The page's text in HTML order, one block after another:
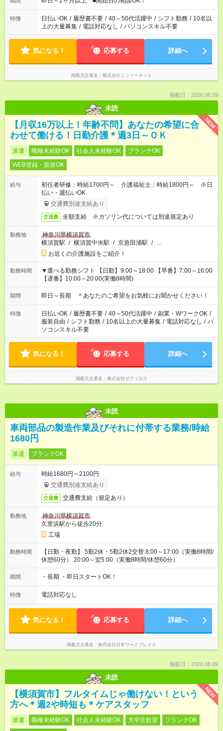
特徴 日払いOK / 履歴書不要 / 40～50代活躍中 / シフト勤務 / 10名以
上の大量募集 / 電話対応なし / パソコンスキル不要
気になる！ 応募する 詳細へ
掲載元企業名 株式会社ニッソーネット
掲載日：2026.08.09
未読
NEW
【月収16万以上！年齢不問】あなたの希望に合
わせて働ける！日勤介護＊週3日～ＯＫ
派遣 職種未経験OK 社会人未経験OK
ブランクOK
WEB登録・面接OK
給与
初任者研修：時給1700円～ 介護福祉士：時給1800円～ ※日
払い・週払いOK
交通費別途支給あり
交通費 全額支給 ※ガソリン代については別途規定あり
勤務地
神奈川県横須賀市
横須賀駅 / 横須賀中央駅 / 京急田浦駅 / …
お近くの介護施設をご紹介！
勤務時間
▼選べる勤務シフト 【日勤】9:00～18:00 【早番】7:00～16:00
【遅番】10:00～20:00(実働8時間)
期間 即日～長期 ＊あなたのご希望をお気軽にお聞かせください！
特徴 日払いOK / 履歴書不要 / 40～50代活躍中 / 副業・WワークOK /
服装自由 / シフト勤務 / 10名以上の大量募集 / 電話対応なし / パ
ソコンスキル不要
気になる！ 応募する 詳細へ
掲載元企業名 株式会社ゼフィロス
未読
車両部品の製造作業及びそれに付帯する業務/時給
1680円
派遣 ブランクOK
給与
時給1680円～2100円
交通費別途支給あり
交通費 交通費支給（規定あり）
勤務地
神奈川県横須賀市
久里浜駅から徒歩20分
工場
勤務時間
【日勤・夜勤】 5勤2休・5勤2休2交替 8:00～17:00（実働8時間/
休憩60分） 20:00～翌5:00（実働8時間/休憩60分）
期間 ・長期 ・即日スタートOK！
特徴 電話対応なし
気になる！ 応募する 詳細へ
掲載元企業名 株式会社日本ワークプレイス
掲載日：2026.08.09
未読
NEW
【横須賀市】フルタイムじゃ働けない！という
方へ＊週2や時短も＊ケアスタッフ
派遣 職種未経験OK 社会人未経験OK 大学生歓迎
ブランクOK